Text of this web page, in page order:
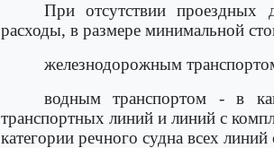
При отсутствии проездных
расходы, в размере минимальной
железнодорожным
водным транспортом - в
транспортных линий и линий с
категории речного судна всех